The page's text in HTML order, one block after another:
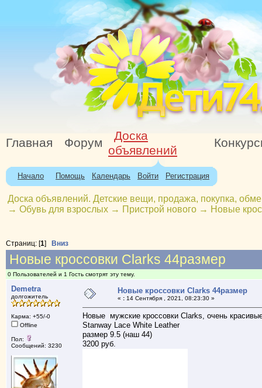
Главная Форум
Доска
объявлений
Начало Помощь Календарь Войти Регистрация
Доска объявлений. Детские вещи, продажа, покупка,
→ Обувь для взрослых → Пристрой нового → Новые
Страниц: [1] Вниз
Новые кроссовки Clarks 44размер
0 Пользователей и 1 Гость смотрят эту тему.
Demetra
долгожитель
Карма: +55/-0
Offline
Пол:
Сообщений: 3230
Новые кроссовки Clarks 44размер
« :14 Сентября , 2021, 08:23:30 »
Новые мужские кроссовки Clarks, очень
Stanway Lace White Leather
размер 9.5 (наш 44)
3200 руб.